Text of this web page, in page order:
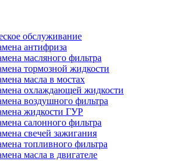
обслуживание
антифриза
масляного фильтра
тормозной жидкости
масла в мостах
охлаждающей жидкости
воздушного фильтра
жидкости ГУР
салонного фильтра
свечей зажигания
топливного фильтра
масла в двигателе